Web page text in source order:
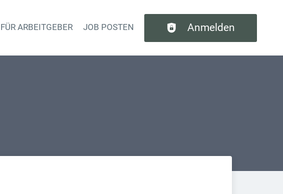
Haupt-Navigation
FÜR ARBEITGEBER JOB POSTEN Anmelden